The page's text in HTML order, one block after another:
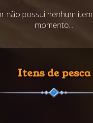
não possui nenhum
momento...
Itens de pesca